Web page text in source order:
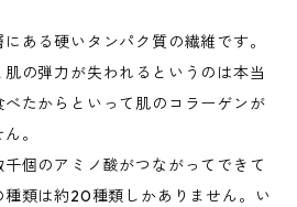
ある硬いタンパク質の繊維です。
の弾力が失われるというのは本当
たからといって肌のコラーゲンが
。
個のアミノ酸がつながってできて
種類は約20種類しかありません。い